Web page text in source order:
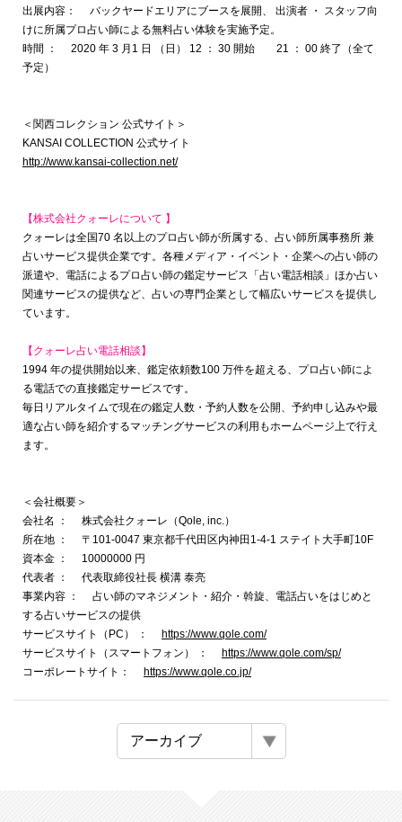
出展内容： バックヤードエリアにブースを展開、 出演者 ・ スタッフ向
けに所属プロ占い師による無料占い体験を実施予定。
時間 ： 2020 年 3 月1 日 （日） 12 ： 30 開始 21 ： 00 終了（全て
予定）
＜関西コレクション 公式サイト＞
KANSAI COLLECTION 公式サイト
http://www.kansai-collection.net/
【株式会社クォーレについて 】
クォーレは全国70 名以上のプロ占い師が所属する、占い師所属事務所 兼
占いサービス提供企業です。各種メディア・イベント・企業への占い師の
派遣や、電話によるプロ占い師の鑑定サービス「占い電話相談」ほか占い
関連サービスの提供など、占いの専門企業として幅広いサービスを提供し
ています。
【クォーレ占い電話相談】
1994 年の提供開始以来、鑑定依頼数100 万件を超える、プロ占い師によ
る電話での直接鑑定サービスです。
毎日リアルタイムで現在の鑑定人数・予約人数を公開、予約申し込みや最
適な占い師を紹介するマッチングサービスの利用もホームページ上で行え
ます。
＜会社概要＞
会社名 ： 株式会社クォーレ（Qole, inc.）
所在地 ： 〒101-0047 東京都千代田区内神田1-4-1 ステイト大手町10F
資本金 ： 10000000 円
代表者 ： 代表取締役社長 横溝 泰亮
事業内容 ： 占い師のマネジメント・紹介・斡旋、電話占いをはじめと
する占いサービスの提供
サービスサイト（PC） ： https://www.qole.com/
サービスサイト（スマートフォン） ： https://www.qole.com/sp/
コーポレートサイト： https://www.qole.co.jp/